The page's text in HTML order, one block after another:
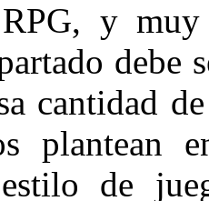
y
debe
cantidad
plantean
de